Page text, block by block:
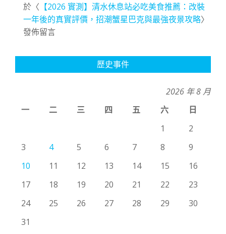
於〈 【2026 實測】清水休息站必吃美食推薦：改裝
一年後的真實評價，招潮蟹星巴克與最強夜景攻略〉
發佈留言
歷史事件
2026 年 8 月
一
二 三 四 五 六
日
1
2
3
4 5 6 7 8
9
10
11 12 13 14 15
16
17
18 19 20 21 22
23
24
25 26 27 28 29
30
31